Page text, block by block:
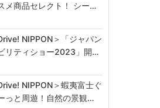
メ商品セレクト！ シー…
NIPPON＞「ジャパン
リティショー2023」開…
NIPPON＞蝦夷富士ぐ
っと周遊！自然の景観…